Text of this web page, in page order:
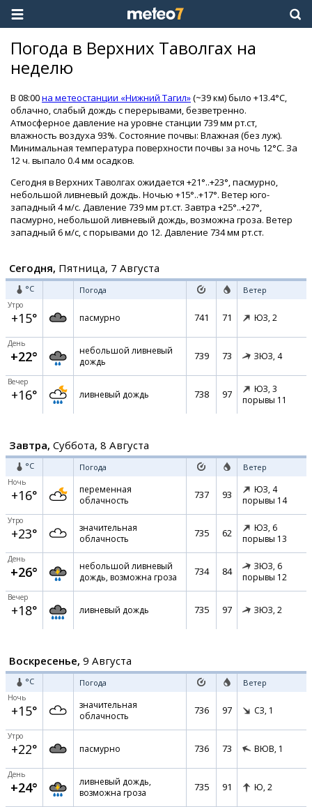
Погода в Верхних Таволгах на
неделю
В 08:00на метеостанции «Нижний Тагил»(~39 км) было +13.4°C,
облачно, слабый дождь с перерывами, безветренно.
Атмосферное давление на уровне станции 739 мм рт.ст,
влажность воздуха 93%. Состояние почвы: Влажная (без луж).
Минимальная температура поверхности почвы за ночь 12°C. За
12 ч. выпало 0.4 мм осадков.
Сегодня в Верхних Таволгах ожидается +21°..+23°, пасмурно,
небольшой ливневый дождь. Ночью +15°..+17°. Ветер юго-
западный 4 м/с. Давление 739 мм рт.ст. Завтра +25°..+27°,
пасмурно, небольшой ливневый дождь, возможна гроза. Ветер
западный 6 м/с, с порывами до 12. Давление 734 мм рт.ст.
Сегодня, Пятница, 7 Августа
°C Погода Ветер
Утро
+15° пасмурно 741 71 ЮЗ, 2
День
+22°
небольшой ливневый
дождь
739 73 ЗЮЗ, 4
Вечер
+16° ливневый дождь 738 97 ЮЗ, 3
порывы 11
Завтра, Суббота, 8 Августа
°C Погода Ветер
Ночь
+16°
переменная
облачность
737 93 ЮЗ, 4
порывы 14
Утро
+23°
значительная
облачность
735 62 ЮЗ, 6
порывы 13
День
+26°
небольшой ливневый
дождь, возможна гроза
734 84 ЗЮЗ, 6
порывы 12
Вечер
+18° ливневый дождь 735 97 ЗЮЗ, 2
Воскресенье, 9 Августа
°C Погода Ветер
Ночь
+15°
значительная
облачность
736 97 СЗ, 1
Утро
+22° пасмурно 736 73 ВЮВ, 1
День
+24°
ливневый дождь,
возможна гроза
735 91 Ю, 2